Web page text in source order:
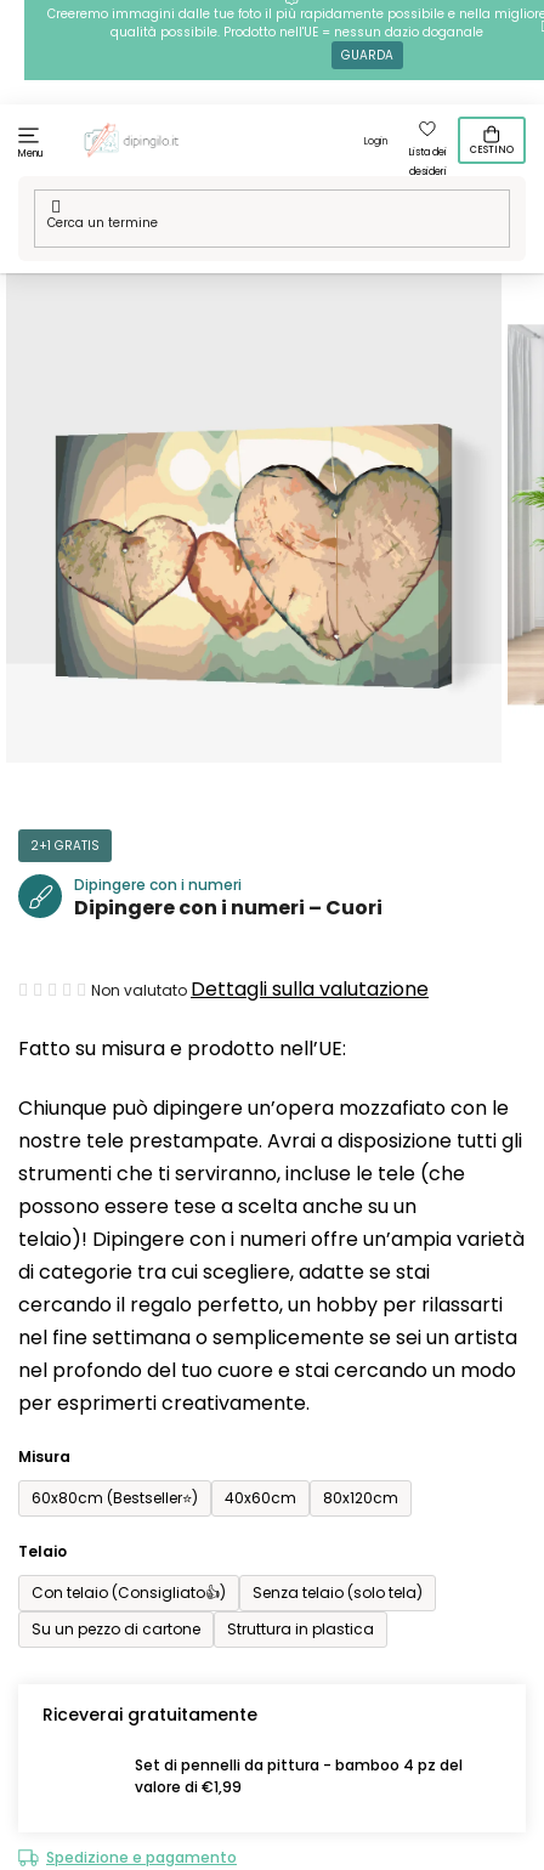
Passa
contenuto
Creeremo immagini dalle tue foto il più rapidamente possibile e nella
qualità possibile. Prodotto nell'UE = nessun dazio doganale
GUARDA
Menu
Login
Lista dei
desideri
CESTINO
Casa
/ Tecniche / Dipingere con i numeri / Dipingere con i
numeri – Cuori
Fatto su misura e prodotto nell’UE:
Chiunque può dipingere un’opera mozzafiato con le
nostre tele prestampate. Avrai a disposizione tutti gli
strumenti che ti serviranno, incluse le tele (che
possono essere tese a scelta anche su un
telaio)! Dipingere con i numeri offre un’ampia varietà
di categorie tra cui scegliere, adatte se stai
cercando il regalo perfetto, un hobby per rilassarti
nel fine settimana o semplicemente se sei un artista
nel profondo del tuo cuore e stai cercando un modo
per esprimerti creativamente.
Misura
60x80cm (Bestseller⭐)
40x60cm 80x120cm
Telaio
Con telaio (Consigliato👍)
Senza telaio (solo tela)
Su un pezzo di cartone
Struttura in plastica
Riceverai gratuitamente
Set di pennelli da pittura - bamboo 4 pz del
valore di €1,99
Spedizione e pagamento
2+1 GRATIS
Dipingere con i numeri
Dipingere con i numeri – Cuori
La
media
prodotto
è
0,0
su
5
stelle.
Non valutato Dettagli sulla valutazione